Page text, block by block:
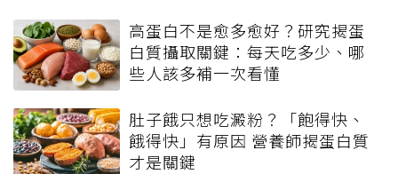
高蛋白不是愈多愈好？研究揭蛋
白質攝取關鍵：每天吃多少、哪
些人該多補一次看懂
肚子餓只想吃澱粉？「飽得快、
餓得快」有原因 營養師揭蛋白質
才是關鍵